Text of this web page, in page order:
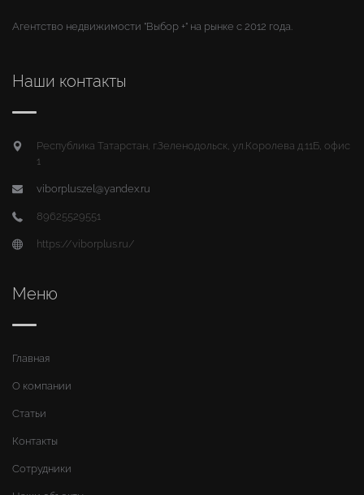
Агентство недвижимости "Выбор +" на рынке с 2012 года.
Наши контакты
Республика Татарстан, г.Зеленодольск, ул.Королева д.11Б, офис
1
viborpluszel@yandex.ru
89625529551
https://viborplus.ru/
Меню
Главная
О компании
Статьи
Контакты
Сотрудники